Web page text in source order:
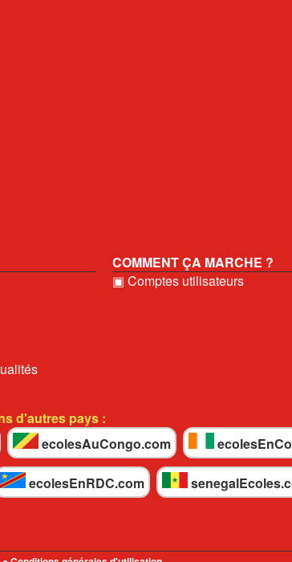
COMMENT ÇA MARCHE ?
▣ Comptes utilisateurs
d'autres pays :
ecolesAuCongo.com
ecolesEnRDC.com